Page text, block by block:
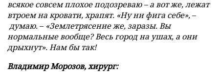
всякое совсем плохое подозреваю – а вот же, лежат
втроем на кровати, храпят. «Ну ни фига себе»,–
думаю.– «Землетрясение же, заразы. Вы
нормальные вообще? Весь город на ушах, а они
дрыхнут». Нам бы так!
Владимир Морозов, хирург: